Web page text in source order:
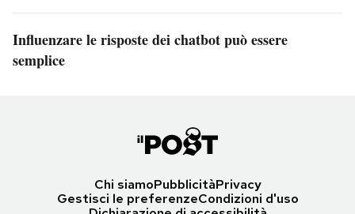
Influenzare le risposte dei chatbot può essere
semplice
Chi siamoPubblicitàPrivacy
Gestisci le preferenzeCondizioni d'uso